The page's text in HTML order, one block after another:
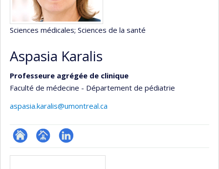
Sciences médicales; Sciences de la santé
Aspasia Karalis
Professeure agrégée de clinique
Faculté de médecine - Département de pédiatrie
aspasia.karalis@umontreal.ca
ResearchGate
Page LinkedIn
Médias